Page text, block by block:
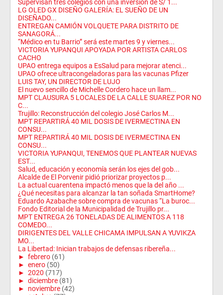
Supervisan tres colegios con una inversión de S/ 1...
LG OLED GX DISEÑO GALERÍA: EL SUEÑO DE UN
DISEÑADO...
ENTREGAN CAMIÓN VOLQUETE PARA DISTRITO DE
SANAGORÁ...
“Médico en tu Barrio” será este martes 9 y viernes...
VICTORIA YUPANQUI APOYADA POR ARTISTA CARLOS
CACHO
UPAO entrega equipos a EsSalud para mejorar atenci...
UPAO ofrece ultracongeladoras para las vacunas Pfizer
LUIS TAY, UN DIRECTOR DE LUJO
El nuevo sencillo de Michelle Cordero hace un llam...
MPT CLAUSURA 5 LOCALES DE LA CALLE SUAREZ POR NO
C...
Trujillo: Reconstrucción del colegio José Carlos M...
MPT REPARTIRÁ 40 MIL DOSIS DE IVERMECTINA EN
CONSU...
MPT REPARTIRÁ 40 MIL DOSIS DE IVERMECTINA EN
CONSU...
VICTORIA YUPANQUI, TENEMOS QUE PLANTEAR NUEVAS
EST...
Salud, educación y economía serán los ejes del gob...
Alcalde de El Porvenir pidió priorizar proyectos p...
La actual cuarentena impactó menos que la del año ...
¿Qué necesitas para alcanzar la tan soñada SmartHome?
Eduardo Azabache sobre compra de vacunas “La buroc...
Fondo Editorial de la Municipalidad de Trujillo pr...
MPT ENTREGA 26 TONELADAS DE ALIMENTOS A 118
COMEDO...
DIRIGENTES DEL VALLE CHICAMA IMPULSAN A YUVIKZA
MO...
La Libertad: Inician trabajos de defensas ribereña...
► febrero (61)
► enero (50)
► 2020 (717)
► diciembre (81)
► noviembre (42)